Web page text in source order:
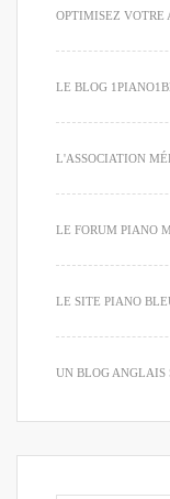
OPTIMISEZ VOTRE
LE BLOG
L'ASSOCIATION
LE FORUM PIANO
LE SITE PIANO
UN BLOG ANGLAIS